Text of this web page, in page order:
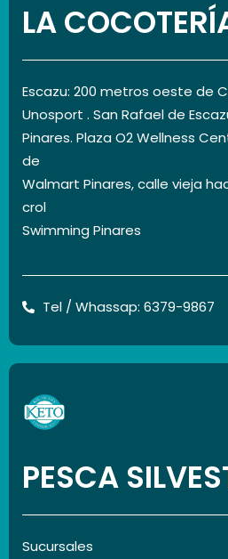
LA
Escazu: 200 metros oeste de
Unosport . San Rafael de
Pinares. Plaza O2 Wellness
de
Walmart Pinares, calle vieja
crol
Swimming Pinares
Tel / Whassap: 6379-9867
PESCA
Sucursales